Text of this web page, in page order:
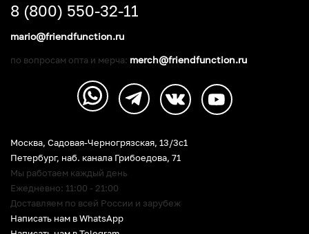
Москва, Садовая-Черногрязская, 13/3c1
Петербург, наб. канала Грибоедова, 71
Мы работаем каждый день
Ежедневно: 11:00 - 21:00
Доставляем по всей России и зарубеж
Написать нам в WhatsApp
8 (800) 550-32-11
mario@friendfunction.ru
по вопросам опта и мерча: merch@friendfunction.ru